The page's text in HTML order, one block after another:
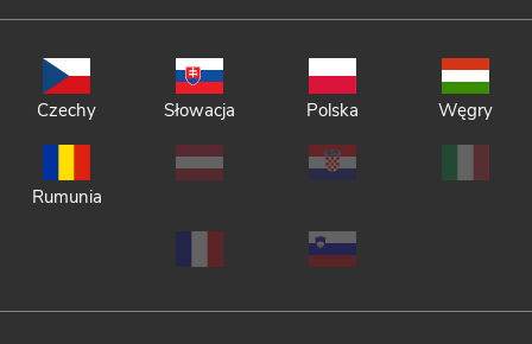
Czechy Słowacja Polska Węgry
Rumunia